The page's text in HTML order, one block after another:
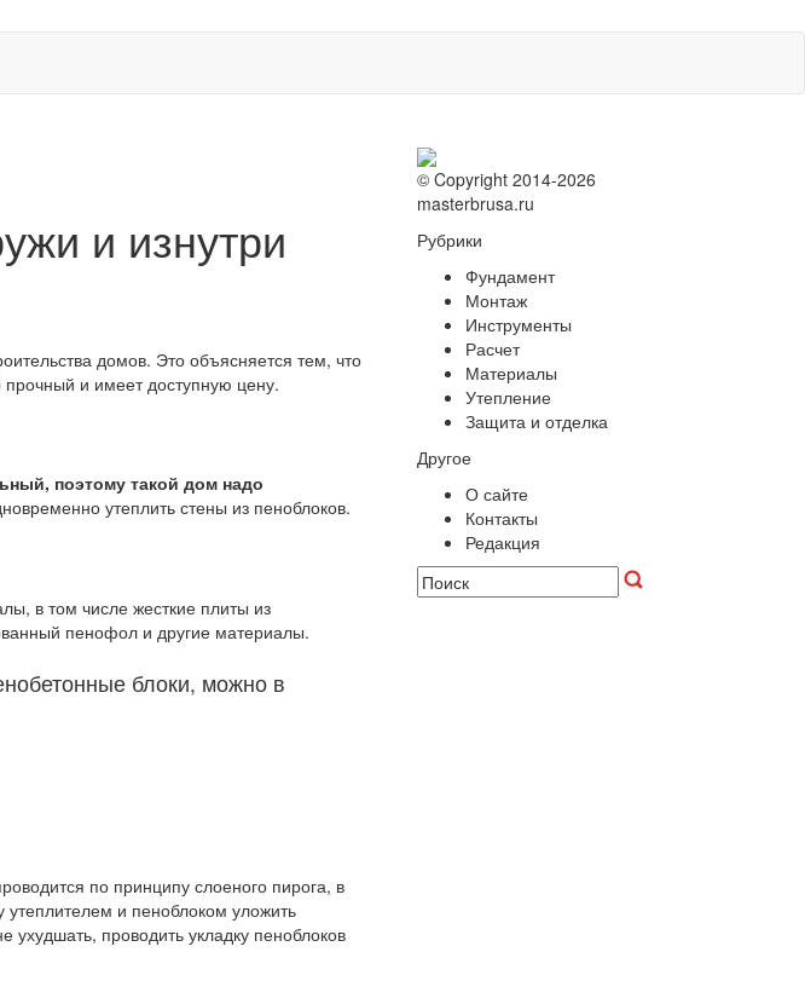
и изнутри
домов. Это объясняется тем, что
и имеет доступную цену.
поэтому такой дом надо
утеплить стены из пеноблоков.
в том числе жесткие плиты из
пенофол и другие материалы.
блоки, можно в
по принципу слоеного пирога, в
и пеноблоком уложить
ухудшать, проводить укладку пеноблоков
© Copyright 2014-2026
masterbrusa.ru
Рубрики
Фундамент
Монтаж
Инструменты
Расчет
Материалы
Утепление
Защита и отделка
Другое
О сайте
Контакты
Редакция